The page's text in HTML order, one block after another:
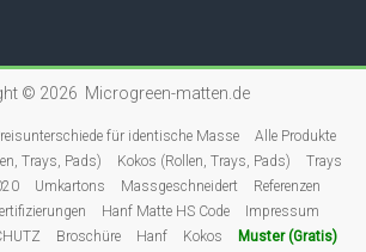
© 2026 Microgreen-matten.de
für identische Masse
Alle Produkte
Trays, Pads) Kokos (Rollen, Trays, Pads)
Trays
Umkartons Massgeschneidert
Referenzen
Hanf Matte HS Code
Impressum
Broschüre Hanf Kokos
Muster (Gratis)